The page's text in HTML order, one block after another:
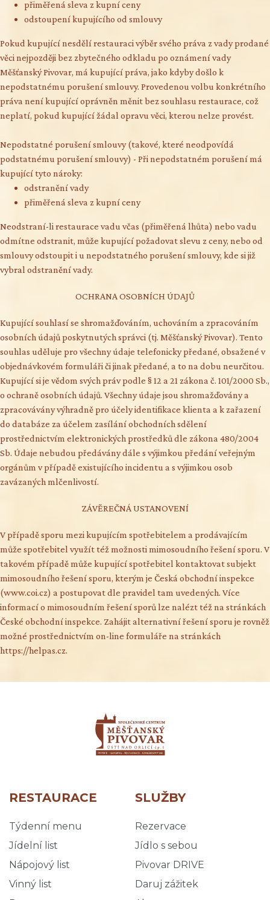
přiměřená sleva z kupní ceny
odstoupení kupujícího od smlouvy
Pokud kupující nesdělí restauraci výběr svého práva z vady prodané
věci nejpozději bez zbytečného odkladu po oznámení vady
Měšťanský Pivovar, má kupující práva, jako kdyby došlo k
nepodstatnému porušení smlouvy. Provedenou volbu konkrétního
práva není kupující oprávněn měnit bez souhlasu restaurace, což
neplatí, pokud kupující žádal opravu věci, kterou nelze provést.
Nepodstatné porušení smlouvy (takové, které neodpovídá
podstatnému porušení smlouvy) - Při nepodstatném porušení má
kupující tyto nároky:
odstranění vady
přiměřená sleva z kupní ceny
Neodstraní-li restaurace vadu včas (přiměřená lhůta) nebo vadu
odmítne odstranit, může kupující požadovat slevu z ceny, nebo od
smlouvy odstoupit i u nepodstatného porušení smlouvy, kde si již
vybral odstranění vady.
OCHRANA OSOBNÍCH ÚDAJŮ
Kupující souhlasí se shromažďováním, uchováním a zpracováním
osobních údajů poskytnutých správci (tj. Měšťanský Pivovar). Tento
souhlas uděluje pro všechny údaje telefonicky předané, obsažené v
objednávkovém formuláři či jinak předané, a to na dobu neurčitou.
Kupující si je vědom svých práv podle § 12 a 21 zákona č. 101/2000 Sb.,
o ochraně osobních údajů. Všechny údaje jsou shromažďovány a
zpracovávány výhradně pro účely identifikace klienta a k zařazení
do databáze za účelem zasílání obchodních sdělení
prostřednictvím elektronických prostředků dle zákona 480/2004
Sb. Údaje nebudou předávány dále s výjimkou předání veřejným
orgánům v případě existujícího incidentu a s výjimkou osob
zavázaných mlčenlivostí.
ZÁVĚREČNÁ USTANOVENÍ
V případě sporu mezi kupujícím spotřebitelem a prodávajícím
může spotřebitel využít též možnosti mimosoudního řešení sporu. V
takovém případě může kupující spotřebitel kontaktovat subjekt
mimosoudního řešení sporu, kterým je Česká obchodní inspekce
(www.coi.cz) a postupovat dle pravidel tam uvedených. Více
informací o mimosoudním řešení sporů lze nalézt též na stránkách
České obchodní inspekce. Zahájit alternativní řešení sporu je rovněž
možné prostřednictvím on-line formuláře na stránkách
https://helpas.cz.
RESTAURACE
Týdenní menu
Jídelní list
Nápojový list
Vinný list
SLUŽBY
Rezervace
Jídlo s sebou
Pivovar DRIVE
Daruj zážitek